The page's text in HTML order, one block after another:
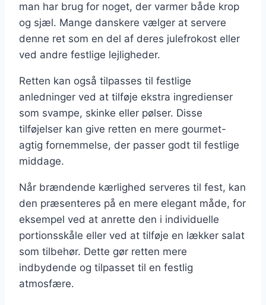
man har brug for noget, der varmer både krop
og sjæl. Mange danskere vælger at servere
denne ret som en del af deres julefrokost eller
ved andre festlige lejligheder.
Retten kan også tilpasses til festlige
anledninger ved at tilføje ekstra ingredienser
som svampe, skinke eller pølser. Disse
tilføjelser kan give retten en mere gourmet-
agtig fornemmelse, der passer godt til festlige
middage.
Når brændende kærlighed serveres til fest, kan
den præsenteres på en mere elegant måde, for
eksempel ved at anrette den i individuelle
portionsskåle eller ved at tilføje en lækker salat
som tilbehør. Dette gør retten mere
indbydende og tilpasset til en festlig
atmosfære.